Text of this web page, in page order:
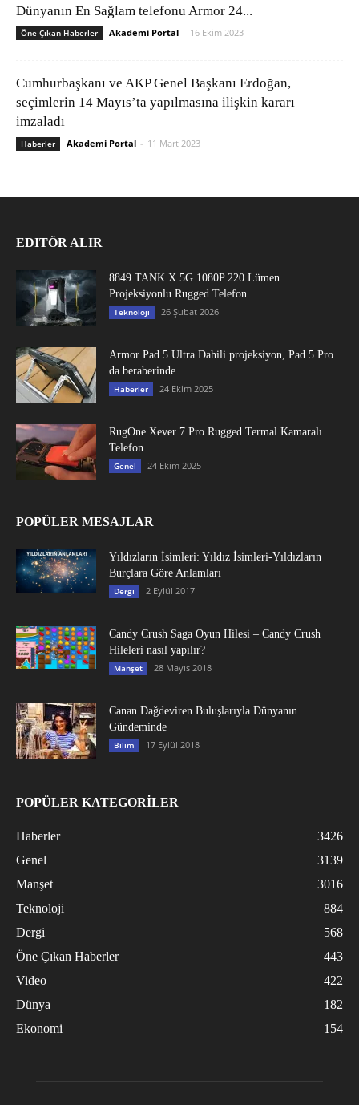
Dünyanın En Sağlam telefonu Armor 24...
Öne Çıkan Haberler Akademi Portal - 16 Ekim 2023
Cumhurbaşkanı ve AKP Genel Başkanı Erdoğan,
seçimlerin 14 Mayıs’ta yapılmasına ilişkin kararı
imzaladı
Haberler Akademi Portal - 11 Mart 2023
EDITÖR ALIR
8849 TANK X 5G 1080P 220 Lümen
Projeksiyonlu Rugged Telefon
Teknoloji 26 Şubat 2026
Armor Pad 5 Ultra Dahili projeksiyon, Pad 5 Pro
da beraberinde...
Haberler 24 Ekim 2025
RugOne Xever 7 Pro Rugged Termal Kamaralı
Telefon
Genel 24 Ekim 2025
POPÜLER MESAJLAR
Yıldızların İsimleri: Yıldız İsimleri-Yıldızların
Burçlara Göre Anlamları
Dergi 2 Eylül 2017
Candy Crush Saga Oyun Hilesi – Candy Crush
Hileleri nasıl yapılır?
Manşet 28 Mayıs 2018
Canan Dağdeviren Buluşlarıyla Dünyanın
Gündeminde
Bilim 17 Eylül 2018
POPÜLER KATEGORİLER
Haberler
3426
Genel
3139
Manşet
3016
Teknoloji
884
Dergi
568
Öne Çıkan Haberler
443
Video
422
Dünya
182
Ekonomi
154